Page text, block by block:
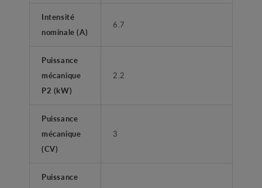
Intensité
nominale (A)
6.7
Puissance
mécanique
P2 (kW)
2.2
Puissance
mécanique
(CV)
3
Puissance